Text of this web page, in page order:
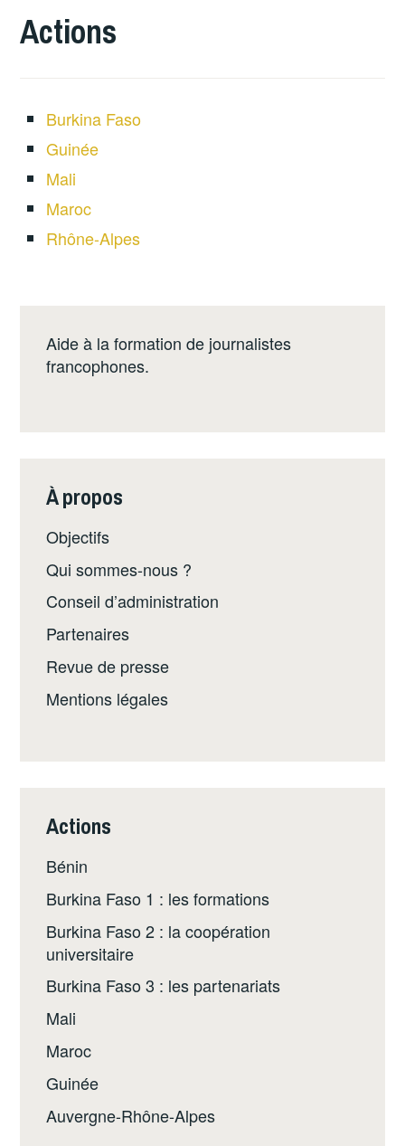
Actions
Burkina Faso
Guinée
Mali
Maroc
Rhône-Alpes
Aide à la formation de journalistes
francophones.
À propos
Objectifs
Qui sommes-nous ?
Conseil d’administration
Partenaires
Revue de presse
Mentions légales
Actions
Bénin
Burkina Faso 1 : les formations
Burkina Faso 2 : la coopération
universitaire
Burkina Faso 3 : les partenariats
Mali
Maroc
Guinée
Auvergne-Rhône-Alpes